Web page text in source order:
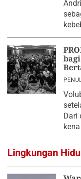
Dari
Lingkungan